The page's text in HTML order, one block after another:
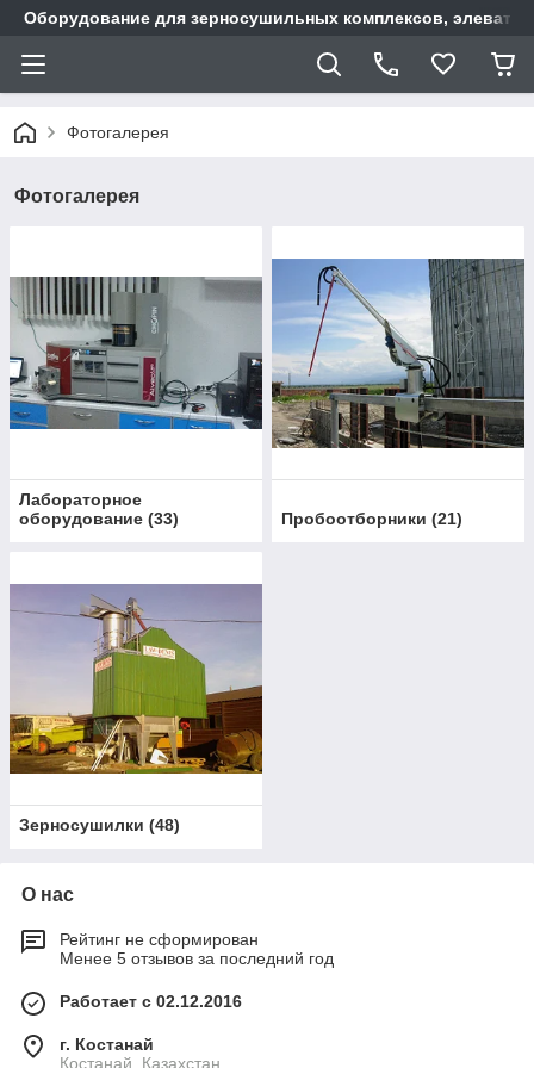
Оборудование для зерносушильных комплексов,
Фотогалерея
Фотогалерея
Лабораторное
оборудование (33) Пробоотборники (21)
Зерносушилки (48)
О нас
Рейтинг не сформирован
Менее 5 отзывов за последний год
Работает с 02.12.2016
г. Костанай
Костанай, Казахстан